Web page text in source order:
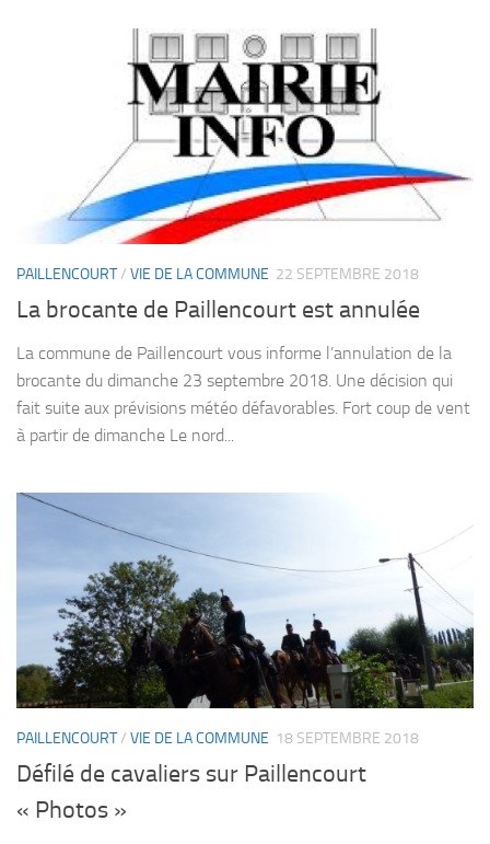
PAILLENCOURT/ VIE DE LA COMMUNE 22 SEPTEMBRE 2018
La brocante de Paillencourt est annulée
La commune de Paillencourt vous informe l’annulation de la
brocante du dimanche 23 septembre 2018. Une décision qui
fait suite aux prévisions météo défavorables. Fort coup de vent
à partir de dimanche Le nord...
PAILLENCOURT/ VIE DE LA COMMUNE 18 SEPTEMBRE 2018
Défilé de cavaliers sur Paillencourt
« Photos »